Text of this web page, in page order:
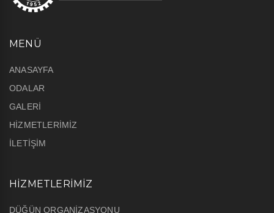
MENÜ
ANASAYFA
ODALAR
GALERİ
HİZMETLERİMİZ
İLETİŞİM
HİZMETLERİMİZ
DÜĞÜN ORGANİZASYONU